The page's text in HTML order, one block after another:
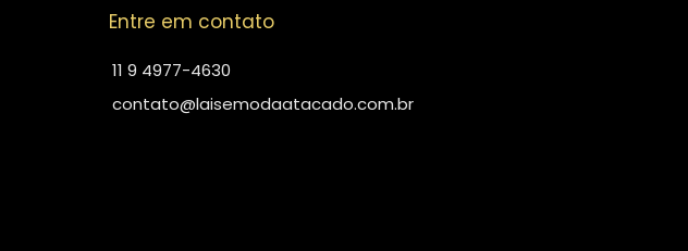
Entre em contato
11 9 4977-4630
contato@laisemodaatacado.com.br